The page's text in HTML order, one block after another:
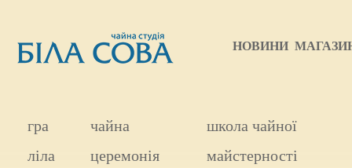
НОВИНИ
гра
ліла
чайна
церемонія
школа чайної
майстерності